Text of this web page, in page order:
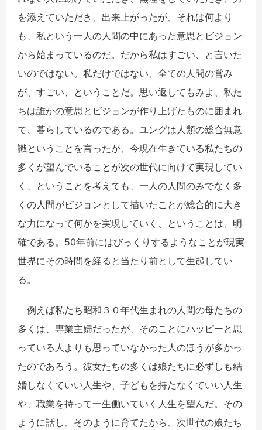
を添えていただき、出来上がったが、それは何より
も、私という一人の人間の中にあった意思とビジョン
から始まっているのだ。だから私はすごい、と言いた
いのではない。私だけではない、全ての人間の営み
が、すごい、ということだ。思い返してもみよ、私た
ちは誰かの意思とビジョンが作り上げたものに囲まれ
て、暮らしているのである。ユングは人類の総合無意
識ということを言ったが、今現在生きている私たちの
多くが望んでいることが次の世代に向けて実現してい
く、ということを考えても、一人の人間のみでなく多
くの人間がビジョンとして描いたことが総合的に大き
な力になって何かを実現していく、ということは、明
確である。50年前にはびっくりするようなことが現実
世界にその時間を経ると当たり前として生起してい
る。
例えば私たち昭和３０年代生まれの人間の母たちの
多くは、専業主婦だったが、そのことにハッピーと思
っている人よりも思っていなかった人のほうが多かっ
たのであろう。彼女たちの多くは娘たちに必ずしも結
婚しなくていい人生や、子どもを持たなくていい人生
や、職業を持って一生働いていく人生を望んだ。その
ように話し、そのように育てたから、次世代の娘たち